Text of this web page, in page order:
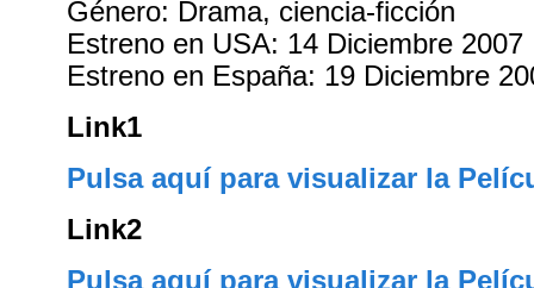
Género: Drama, ciencia-ficción
Estreno en USA: 14 Diciembre 2007
Estreno en España: 19 Diciembre
Link1
Pulsa aquí para visualizar la
Link2
Pulsa aquí para visualizar la